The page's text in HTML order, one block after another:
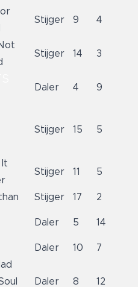
Stijger 9 4
Stijger 14 3
Daler 4 9
Stijger 15 5
It
Stijger 11 5
Stijger 17 2
Daler 5 14
Daler 10 7
Daler 8 12